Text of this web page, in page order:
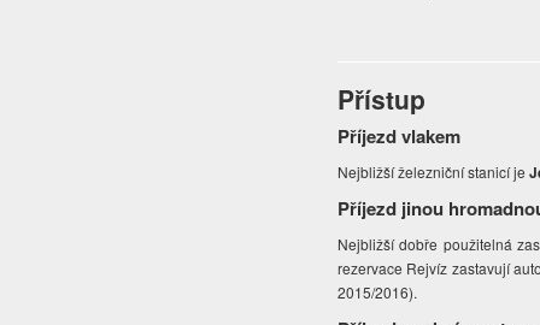
Přístup
Příjezd vlakem
Nejbližší železniční stanicí je
Příjezd jinou
Nejbližší dobře použitelná
rezervace Rejvíz zastavují
2015/2016).